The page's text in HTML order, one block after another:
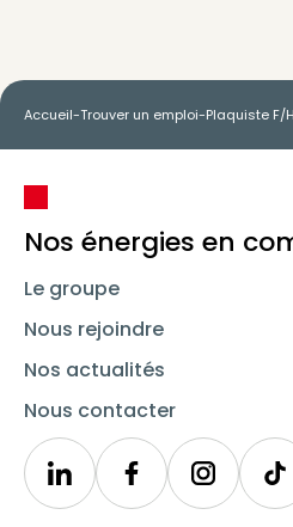
Accueil-Trouver un emploi-Plaquiste F/H
Nos énergies en
Le groupe
Nous rejoindre
Nos actualités
Nous contacter
LinkedinSynergieInstagram